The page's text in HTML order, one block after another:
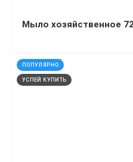
ПОПУЛЯРНО
УСПЕЙ КУПИТЬ
код: 272715